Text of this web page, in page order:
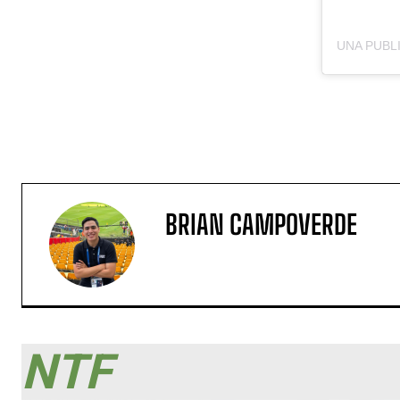
BRIAN CAMPOVERDE
NTF